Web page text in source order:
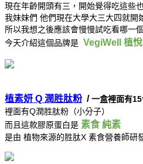
現在年齡開頭有三，開始覺得吃這些
我妹妹們 他們現在大學大三大四就開
所以我想之後應該會慢慢試吃看哪一
今天介紹這個品牌是 VegiWell 植悅
植素妍 Q 潤胜肽粉/ 一盒裡面有
裡面有Q潤胜肽粉（小分子）
而且這款膠原蛋白是 素食 純素
是由 植物來源的胜肽X 素食營養師研